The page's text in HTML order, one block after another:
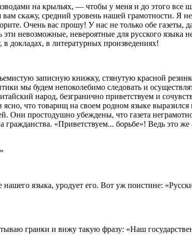
на крыльях, — чтобы у меня и до этого все
вам скажу, средний уровень нашей грамотности. Я
Очень вас прошу! У нас не только обе газеты,
невозможные, невероятные для русского языка
докладах, в литературных произведениях!
записную книжку, стянутую красной
мы будем непоколебимо следовать и
народ, безгранично приветствуем и
что товарищ на своем родном языке выразился
Они простодушно убеждены, что газета
гражданства. «Приветствуем... борьбе»! Ведь это
языка, уродует его. Вот уж поистине:
гранки и вижу такую фразу: «Наш